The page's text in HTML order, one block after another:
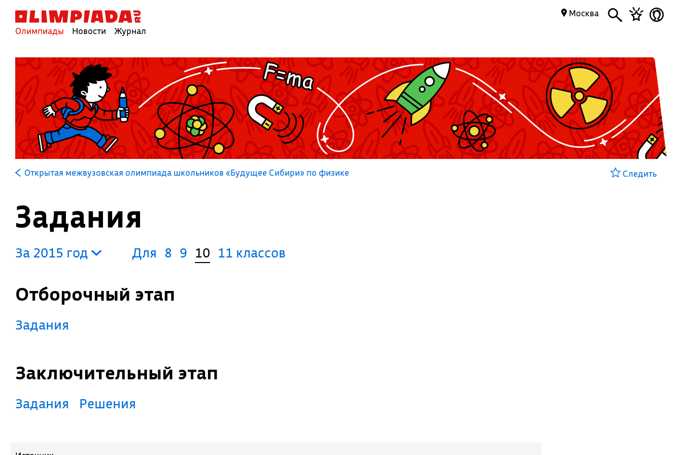
Олимпиады Новости Журнал
Москва
Открытая межвузовская олимпиада школьников «Будущее Сибири» по физике Следить
Задания
За 2015 год Для 8 9 10 11 классов
Отборочный этап
Задания
Заключительный этап
Задания Решения